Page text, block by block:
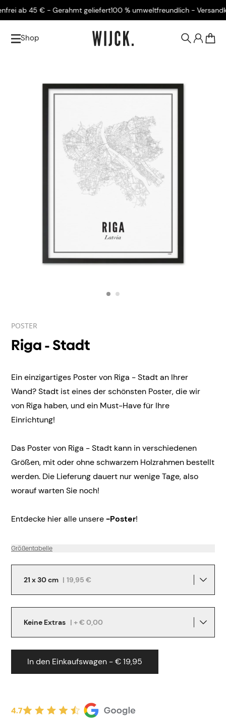
ab 45 € - Gerahmt geliefert100 % umweltfreundlich -
Shop
POSTER
Riga - Stadt
Ein einzigartiges Poster von Riga - Stadt an Ihrer
Wand? Stadt ist eines der schönsten Poster, die wir
von Riga haben, und ein Must-Have für Ihre
Einrichtung!
Das Poster von Riga - Stadt kann in verschiedenen
Größen, mit oder ohne schwarzem Holzrahmen bestellt
werden. Die Lieferung dauert nur wenige Tage, also
worauf warten Sie noch!
Entdecke hier alle unsere-Poster!
Größentabelle
21 x 30 cm | 19,95 €
Keine Extras | + € 0,00
In den Einkaufswagen - € 19,95
4.7